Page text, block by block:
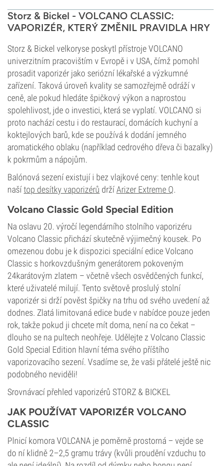
Storz & Bickel - VOLCANO CLASSIC:
VAPORIZÉR, KTERÝ ZMĚNIL PRAVIDLA HRY
Storz & Bickel velkoryse poskytl přístroje VOLCANO
univerzitním pracovištím v Evropě i v USA, čímž pomohl
prosadit vaporizér jako seriózní lékařské a výzkumné
zařízení. Taková úroveň kvality se samozřejmě odráží v
ceně, ale pokud hledáte špičkový výkon a naprostou
spolehlivost, jde o investici, která se vyplatí. VOLCANO si
proto nachází cestu i do restaurací, domácích kuchyní a
koktejlových barů, kde se používá k dodání jemného
aromatického oblaku (například cedrového dřeva či bazalky)
k pokrmům a nápojům.
Balónová sezení existují i bez vlajkové ceny: tenhle kout
našítop desítky vaporizérů držíArizer Extreme Q.
Volcano Classic Gold Special Edition
Na oslavu 20. výročí legendárního stolního vaporizéru
Volcano Classic přichází skutečně výjimečný kousek. Po
omezenou dobu je k dispozici speciální edice Volcano
Classic s horkovzdušným generátorem pokoveným
24karátovým zlatem – včetně všech osvědčených funkcí,
které uživatelé milují. Tento světově proslulý stolní
vaporizér si drží pověst špičky na trhu od svého uvedení až
dodnes. Zlatá limitovaná edice bude v nabídce pouze jeden
rok, takže pokud ji chcete mít doma, není na co čekat –
dlouho se na pultech neohřeje. Udělejte z Volcano Classic
Gold Special Edition hlavní téma svého příštího
vaporizovacího sezení. Vsadíme se, že vaši přátelé ještě nic
podobného neviděli!
Srovnávací přehled vaporizérů STORZ & BICKEL
JAK POUŽÍVAT VAPORIZÉR VOLCANO
CLASSIC
Plnicí komora VOLCANA je poměrně prostorná – vejde se
do ní klidně 2–2,5 gramu trávy (kvůli proudění vzduchu to